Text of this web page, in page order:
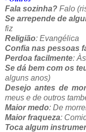
Fala sozinha? Falo
Se arrepende de
fiz
Religião: Evangélica
Confia nas pessoas
Perdoa facilmente:
Se dá bem com os
alguns anos)
Desejo antes de
meus e de outros
Maior medo: De
Maior fraqueza:
Toca algum